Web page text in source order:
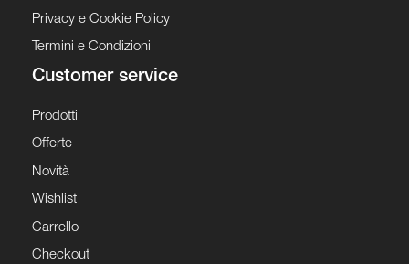
Privacy e Cookie Policy
Termini e Condizioni
Customer service
Prodotti
Offerte
Novità
Wishlist
Carrello
Checkout